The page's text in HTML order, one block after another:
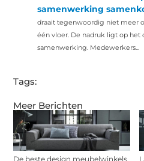
Meer Berichten
De beste design meubelwinkels
samenwerking
draait tegenwoordig niet meer
één vloer. De nadruk ligt op
samenwerking. Medewerkers...
Tags: